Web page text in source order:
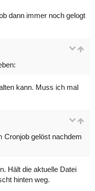
dann immer noch gelogt
kann. Muss ich mal
Cronjob gelöst nachdem
Hält die aktuelle Datei
hinten weg.